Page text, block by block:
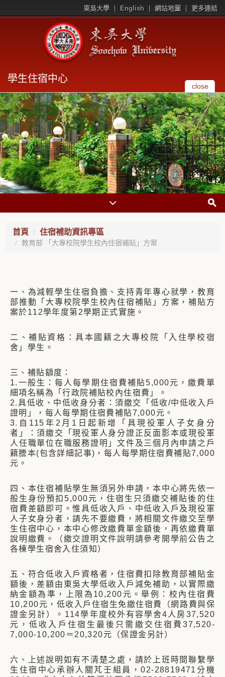
東吳大學 English 網站地圖 更多連結
學生住宿中心
close
首頁 住宿補助資訊專區
教育部 「大專校院學生校內住宿補貼」方案
一、為減輕學生住宿負擔、支持青年專心就學，教育
部推動「大專校院學生校內住宿補貼」方案，補貼方
案於112學年度第2學期正式實施。
二、補貼資格：具本國籍之大專校院「入住學校宿
舍」學生。
三、補貼額度：
1.一般生：每人每學期住宿費補貼5,000元，繳費單
細項名稱為「行政院補貼校內住宿費」。
2.具低收、中低收身分者：須繳交「低收/中低收入戶
證明」，每人每學期住宿費補貼7,000元。
3.自115年2月1日起新增「具現役軍人子女身分
者」：須繳交「現役軍人身分證正反面影本或現役軍
人任職單位在職服務證明」文件及三個月內申請之戶
籍謄本(包含詳細記事)，每人每學期住宿費補貼7,000
元。
四、本住宿補貼學生無須另外申請，本中心將先依一
般生身份預扣5,000元，住宿生只須繳交補貼後的住
宿費差額即可。惟具低收入戶、中低收入戶及現役軍
人子女身分者，請先不要繳費，將相關文件繳交至學
生住宿中心，本中心修改繳費單金額後，再依繳費單
說明繳費。（繳交證明文件說明請參考開學前公告之
各棟學生宿舍入住須知）
五、符合低收入戶資格者，住宿費扣除教育部補貼金
額後，差額由東吳大學低收入戶減免補助，以實際繳
納金額為準，上限為10,200元。舉例：校內住宿費
10,200元，低收入戶住宿生免繳住宿費（網路費與保
證金另計）。114學年度校外有容學舍4人房37,520
元，低收入戶住宿生最後只需繳交住宿費37,520-
7,000-10,200＝20,320元（保證金另計）
六、上述說明如有不清楚之處，請於上班時間聯繫學
生住宿中心承辦人關芃壬組員，02-28819471分機